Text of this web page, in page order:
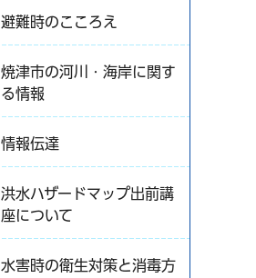
避難時のこころえ
焼津市の河川・海岸に関す
る情報
情報伝達
洪水ハザードマップ出前講
座について
水害時の衛生対策と消毒方